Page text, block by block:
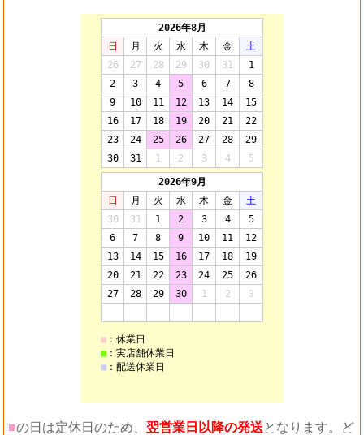
■の日は定休日のため、 翌営業日以降の発送 となります。ど